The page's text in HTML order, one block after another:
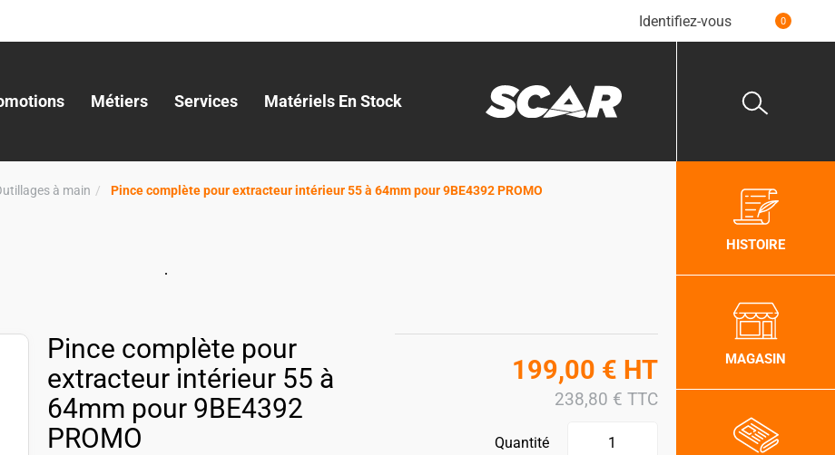
Identifiez-vous 0
Métiers Services Matériels En Stock
à main Pince complète pour extracteur intérieur 55 à 64mm pour 9BE4392 PROMO
Pince complète pour
extracteur intérieur 55 à
64mm pour 9BE4392
PROMO
199,00 € HT
238,80 € TTC
Quantité
HISTOIRE
MAGASIN